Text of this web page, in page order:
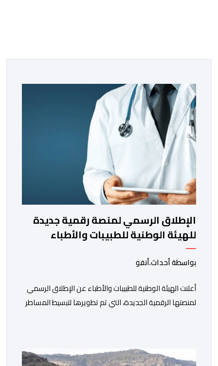
الإطلاق الرسمي لمنصة رقمية جديدة
للهيئة الوطنية للطبيبات والأطباء
بواسطة أحداث.أنفو
أعلنت الهيئة الوطنية للطبيبات والأطباء عن الإطلاق الرسمي
لمنصتها الرقمية الجديدة، التي تم تطويرها لتبسيط المساطر
للهيئة إلى جانب الهيئة الوطنية. وذكر بلاغ للهيئة أن هذه
المنصة، التي تم إطلاقها في إطار استراتيجيتها الرامية إلى